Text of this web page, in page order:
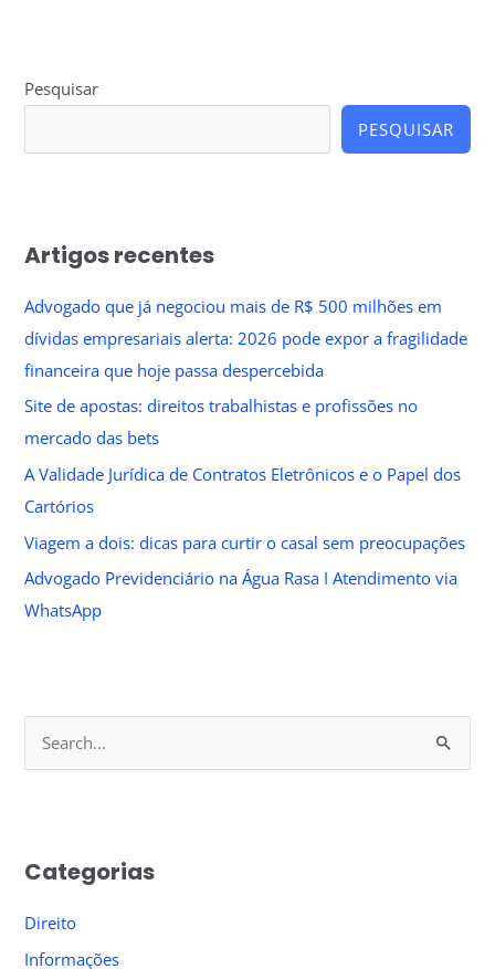
Pesquisar
PESQUISAR
Artigos recentes
Advogado que já negociou mais de R$ 500 milhões em
dívidas empresariais alerta: 2026 pode expor a fragilidade
financeira que hoje passa despercebida
Site de apostas: direitos trabalhistas e profissões no
mercado das bets
A Validade Jurídica de Contratos Eletrônicos e o Papel dos
Cartórios
Viagem a dois: dicas para curtir o casal sem preocupações
Advogado Previdenciário na Água Rasa I Atendimento via
WhatsApp
e
c
Categorias
Direito
Informações